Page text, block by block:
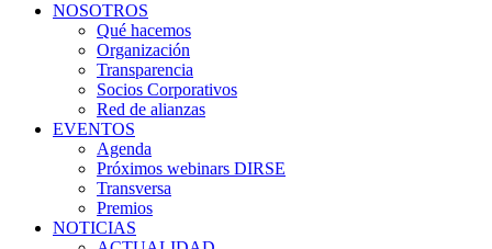
NOSOTROS
Qué hacemos
Organización
Transparencia
Socios Corporativos
Red de alianzas
EVENTOS
Agenda
Próximos webinars DIRSE
Transversa
Premios
NOTICIAS